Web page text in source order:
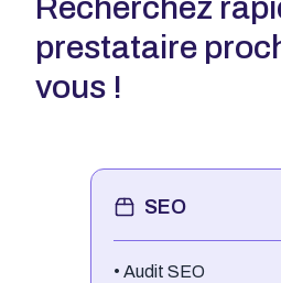
Recherchez
prestataire
vous !
SEO
• Audit SEO